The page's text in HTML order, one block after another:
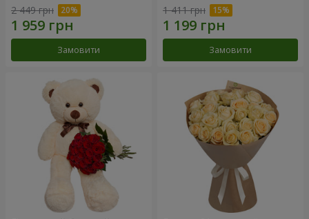
2 449 грн
Замовити
1 411 грн
Замовити